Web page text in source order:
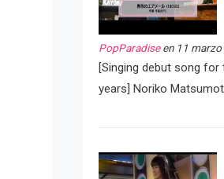
PopParadiseen 11 marzo
[Singing debut song
years] Noriko